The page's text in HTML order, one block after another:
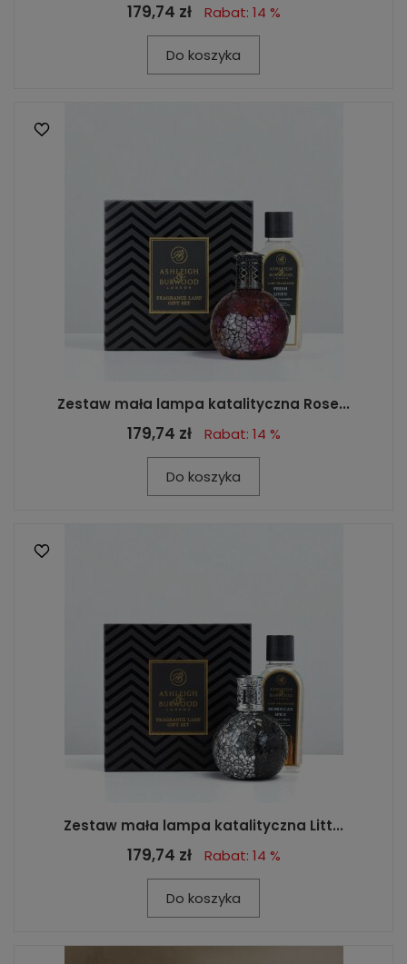
179,74 zł Rabat: 14 %
Do koszyka
Zestaw mała lampa katalityczna Rose...
179,74 zł Rabat: 14 %
Do koszyka
Zestaw mała lampa katalityczna Litt...
179,74 zł Rabat: 14 %
Do koszyka